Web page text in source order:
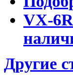
VX-
Другие